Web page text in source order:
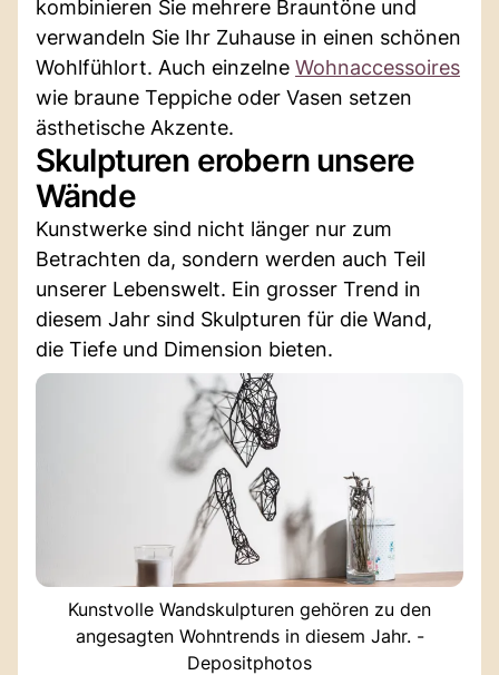
kombinieren Sie mehrere Brauntöne und
verwandeln Sie Ihr Zuhause in einen schönen
Wohlfühlort. Auch einzelne Wohnaccessoires
wie braune Teppiche oder Vasen setzen
ästhetische Akzente.
Skulpturen erobern unsere
Wände
Kunstwerke sind nicht länger nur zum
Betrachten da, sondern werden auch Teil
unserer Lebenswelt. Ein grosser Trend in
diesem Jahr sind Skulpturen für die Wand,
die Tiefe und Dimension bieten.
Kunstvolle Wandskulpturen gehören zu den
angesagten Wohntrends in diesem Jahr. -
Depositphotos